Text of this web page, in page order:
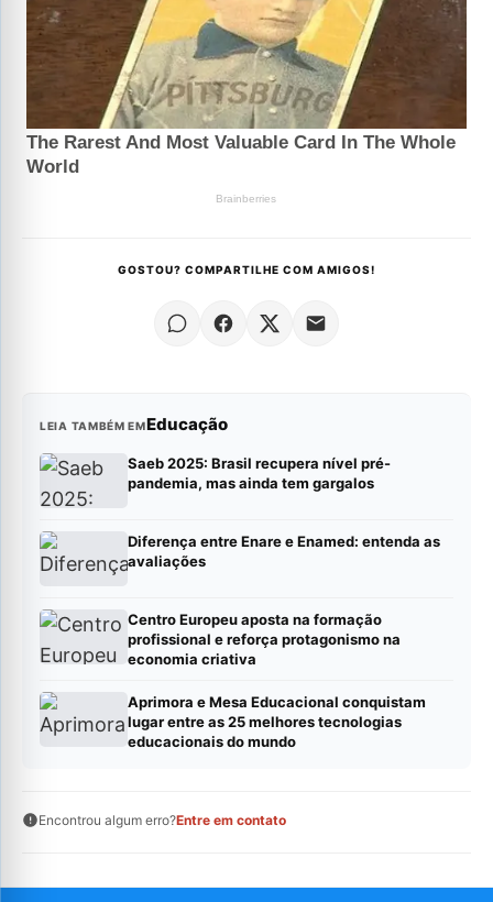
GOSTOU? COMPARTILHE COM AMIGOS!
LEIA TAMBÉM EMEducação
Saeb 2025: Brasil recupera nível pré-
pandemia, mas ainda tem gargalos
Diferença entre Enare e Enamed: entenda as
avaliações
Centro Europeu aposta na formação
profissional e reforça protagonismo na
economia criativa
Aprimora e Mesa Educacional conquistam
lugar entre as 25 melhores tecnologias
educacionais do mundo
Encontrou algum erro?Entre em contato